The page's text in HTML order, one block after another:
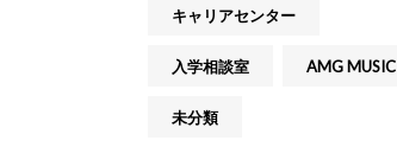
キャリアセンター
入学相談室 AMG MUSIC
未分類